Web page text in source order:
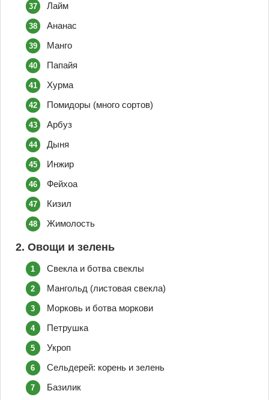
Лайм
Ананас
Манго
Папайя
Хурма
Помидоры (много сортов)
Арбуз
Дыня
Инжир
Фейхоа
Кизил
Жимолость
2. Овощи и зелень
Свекла и ботва свеклы
Мангольд (листовая свекла)
Морковь и ботва моркови
Петрушка
Укроп
Сельдерей: корень и зелень
Базилик